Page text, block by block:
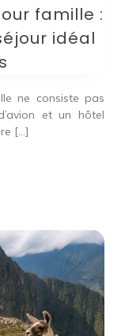
famille :
idéal
ne consiste pas
et un hôtel
[…]